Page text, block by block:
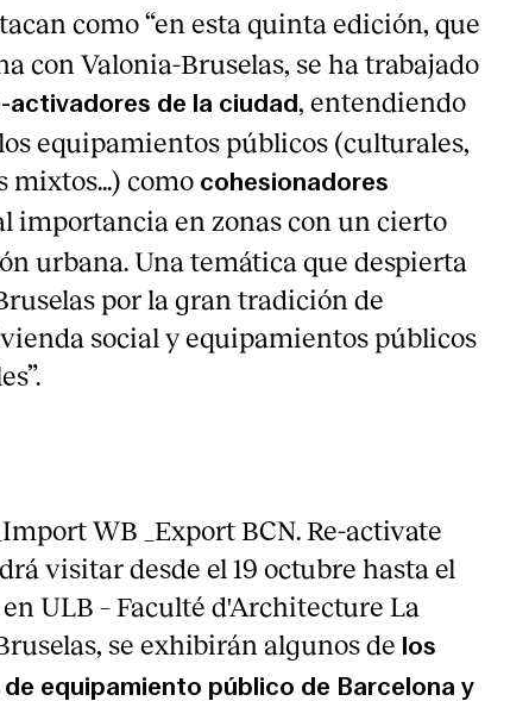
como “en esta quinta edición, que
con Valonia-Bruselas, se ha trabajado
de la ciudad, entendiendo
equipamientos públicos (culturales,
mixtos...) como cohesionadores
importancia en zonas con un cierto
urbana. Una temática que despierta
por la gran tradición de
social y equipamientos públicos
WB _Export BCN. Re-activate
visitar desde el 19 octubre hasta el
ULB – Faculté d'Architecture La
se exhibirán algunos de los
equipamiento público de Barcelona y